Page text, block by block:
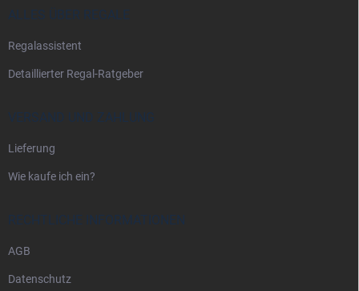
ALLES ÜBER REGALE
Regalassistent
Detaillierter Regal-Ratgeber
VERSAND UND ZAHLUNG
Lieferung
Wie kaufe ich ein?
RECHTLICHE INFORMATIONEN
AGB
Datenschutz